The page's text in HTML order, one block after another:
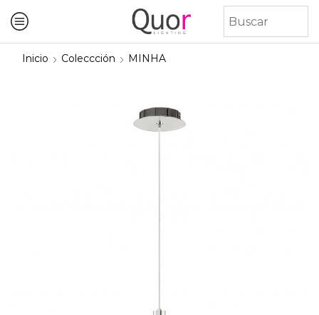
Inicio Coleccción MINHA